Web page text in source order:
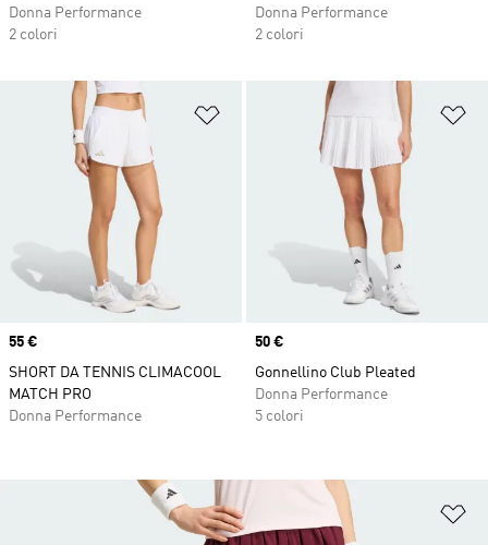
Donna Performance
2 colori
Donna Performance
2 colori
Aggiungi alla lista dei desideri
Price
55 €
SHORT DA TENNIS CLIMACOOL
MATCH PRO
Donna Performance
Price
50 €
Gonnellino Club Pleated
Donna Performance
5 colori